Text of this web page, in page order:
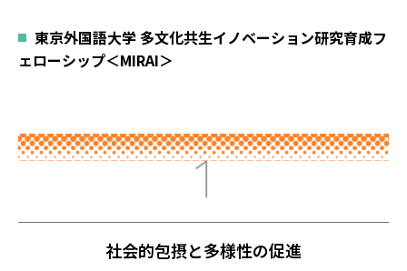
東京外国語大学 多文化共生イノベーション研究育成フ
ェローシップ＜MIRAI＞
社会的包摂と多様性の促進